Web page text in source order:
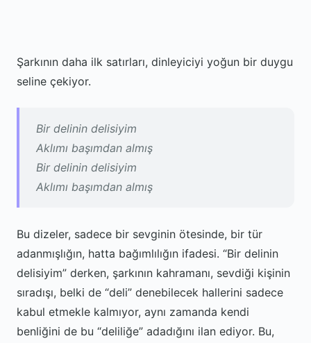
Şarkının daha ilk satırları, dinleyiciyi yoğun bir duygu
seline çekiyor.
Bir delinin delisiyim
Aklımı başımdan almış
Bir delinin delisiyim
Aklımı başımdan almış
Bu dizeler, sadece bir sevginin ötesinde, bir tür
adanmışlığın, hatta bağımlılığın ifadesi. “Bir delinin
delisiyim” derken, şarkının kahramanı, sevdiği kişinin
sıradışı, belki de “deli” denebilecek hallerini sadece
kabul etmekle kalmıyor, aynı zamanda kendi
benliğini de bu “deliliğe” adadığını ilan ediyor. Bu,